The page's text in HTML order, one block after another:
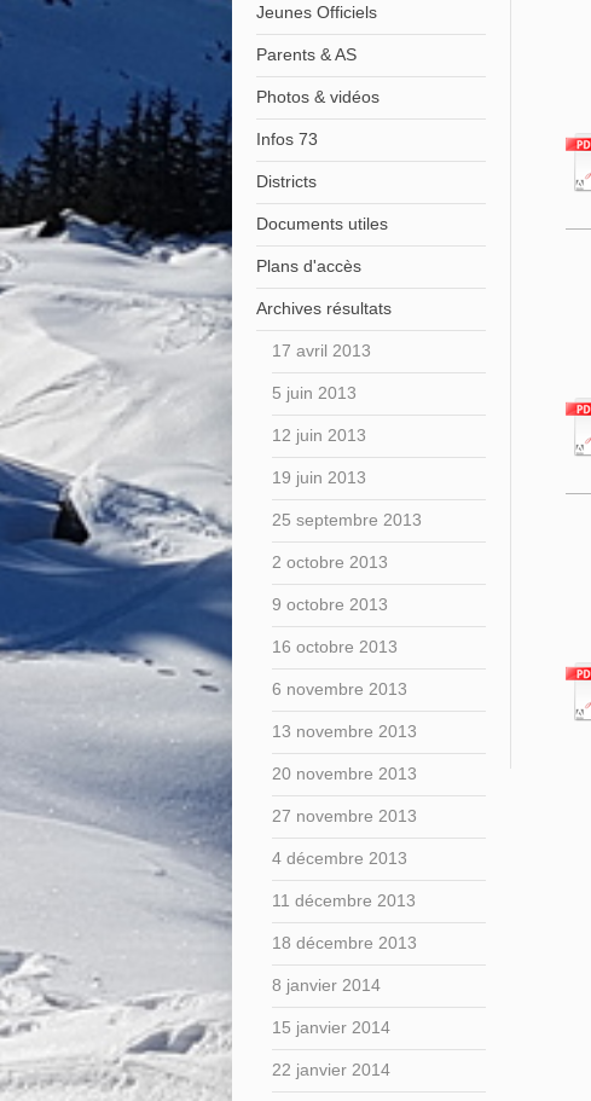
Jeunes Officiels
Parents & AS
Photos & vidéos
Infos 73
Districts
Documents utiles
Plans d'accès
Archives résultats
17 avril 2013
5 juin 2013
12 juin 2013
19 juin 2013
25 septembre 2013
2 octobre 2013
9 octobre 2013
16 octobre 2013
6 novembre 2013
13 novembre 2013
20 novembre 2013
27 novembre 2013
4 décembre 2013
11 décembre 2013
18 décembre 2013
8 janvier 2014
15 janvier 2014
22 janvier 2014